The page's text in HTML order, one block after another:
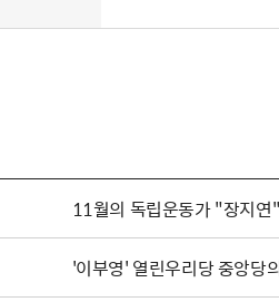
11월의 독립운동가 "장지연
'이부영' 열린우리당 중앙당